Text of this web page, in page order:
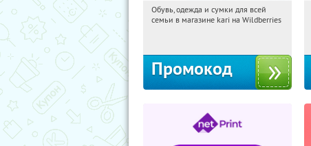
07:31:34 Получили:
Обувь, одежда и сумки для всей
семьи в магазине kari на Wildberries
Промокод